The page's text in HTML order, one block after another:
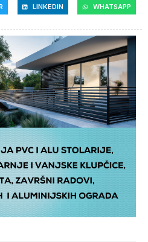
LINKEDIN WHATSAPP